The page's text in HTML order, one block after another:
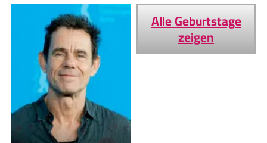
Alle Geburtstage
zeigen